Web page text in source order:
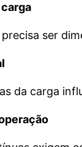
ser
da carga